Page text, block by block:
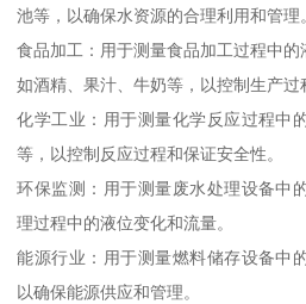
池等，以确保水资源的合理利用和管理
食品加工：用于测量食品加工过程中的
如酒精、果汁、牛奶等，以控制生产过
化学工业：用于测量化学反应过程中
等，以控制反应过程和保证安全性。
环保监测：用于测量废水处理设备中
理过程中的液位变化和流量。
能源行业：用于测量燃料储存设备中
以确保能源供应和管理。